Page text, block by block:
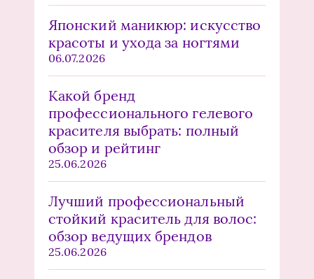
Японский маникюр: искусство
красоты и ухода за ногтями
06.07.2026
Какой бренд
профессионального гелевого
красителя выбрать: полный
обзор и рейтинг
25.06.2026
Лучший профессиональный
стойкий краситель для волос:
обзор ведущих брендов
25.06.2026